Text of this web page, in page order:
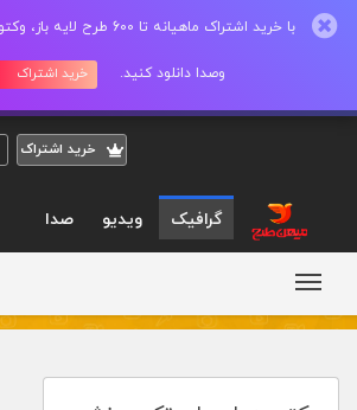
با خرید اشتراک ماهیانه تا
وصدا دانلود کنید. خرید اشتراک
خريد اشتراک
گرافیک ویدیو صدا